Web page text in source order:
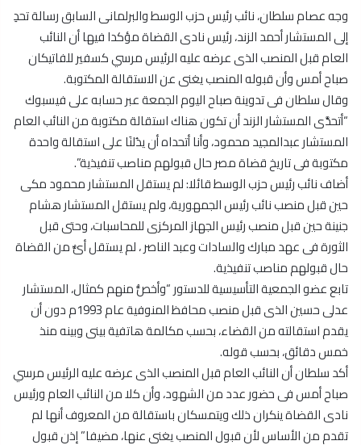
وجه عصام سلطان، نائب رئيس حزب الوسط والبرلمانى السابق رسالة تحدِ
إلى المستشار أحمد الزند، رئيس نادى القضاة مؤكدا فيها أن النائب
العام قبل المنصب الذى عرضه عليه الرئيس مرسي كسفير للفاتيكان
صباح أمس وأن قبوله المنصب يغنى عن الاستقالة المكتوبة.
وقال سلطان فى تدوينة صباح اليوم الجمعة عبر حسابه على فيسبوك
“أتحدَّى المستشار الزند أن تكون هناك استقالة مكتوبة من النائب العام
المستشار عبدالمجيد محمود، وأنا أتحداه أن يدُلنَا على استقالة واحدة
مكتوبة فى تاريخ قضاة مصر حال قبولهم مناصب تنفيذية”.
أضاف نائب رئيس حزب الوسط قائلا: لم يستقل المستشار محمود مكى
حين قبل منصب نائب رئيس الجمهورية، ولم يستقل المستشار هشام
جنينة حين قبل منصب رئيس الجهاز المركزى للمحاسبات، وحتى قبل
الثورة فى عهد مبارك والسادات وعبد الناصر ، لم يستقل أىٌّ من القضاة
حال قبولهم مناصب تنفيذية.
تابع عضو الجمعية التأسيسية للدستور “وأخصُّ منهم كمثال، المستشار
عدلى حسين الذى قبل منصب محافظ المنوفية عام 1993م دون أن
يقدم استقالته من القضاء، بحسب مكالمة هاتفية بينى وبينه منذ
خمس دقائق، بحسب قوله.
أكد سلطان أن النائب العام قبل المنصب الذى عرضه عليه الرئيس مرسي
صباح أمس فى حضور عدد من الشهود، وأن كلا من النائب العام ورئيس
نادى القضاة ينكران ذلك ويتمسكان باستقالة من المعروف أنها لم
تقدم من الأساس لأن قبول المنصب يغنى عنها، مضيفا” إذن قبول